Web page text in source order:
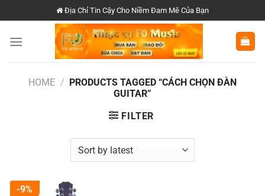
đến
nội
Địa Chỉ Tin Cậy Cho Niềm Đam Mê Của Bạn
HOME / PRODUCTS TAGGED “CÁCH CHỌN ĐÀN
GUITAR”
FILTER
-9%